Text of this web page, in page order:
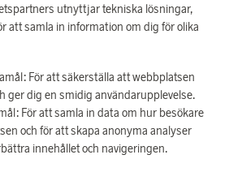
utnyttjar tekniska lösningar,
att samla in information om dig för olika
För att säkerställa att webbplatsen
ger dig en smidig användarupplevelse.
För att samla in data om hur besökare
och för att skapa anonyma analyser
innehållet och navigeringen.